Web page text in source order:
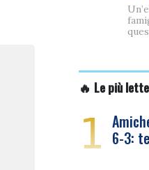
🔥 Le più lette
1 6-3: